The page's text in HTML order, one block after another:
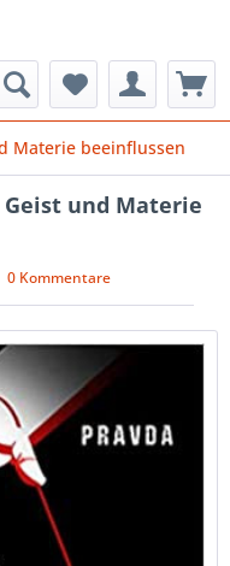
Materie beeinflussen
und Materie
0 Kommentare